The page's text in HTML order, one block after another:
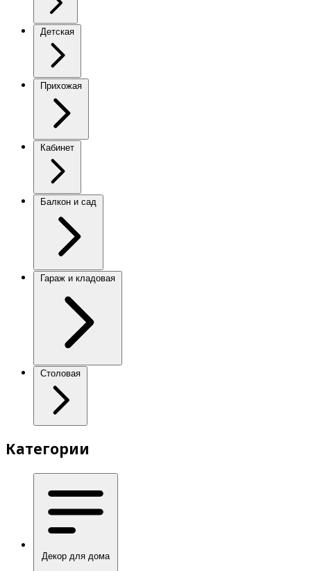
Детская
Прихожая
Кабинет
Балкон и сад
Гараж и кладовая
Столовая
Категории
Декор для дома